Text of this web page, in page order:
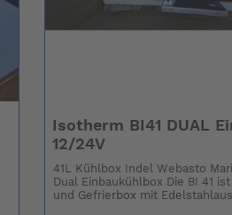
Isotherm BI41 DUAL
12/24V
41L Kühlbox Indel Webasto
Dual Einbaukühlbox Die BI 41
und Gefrierbox mit